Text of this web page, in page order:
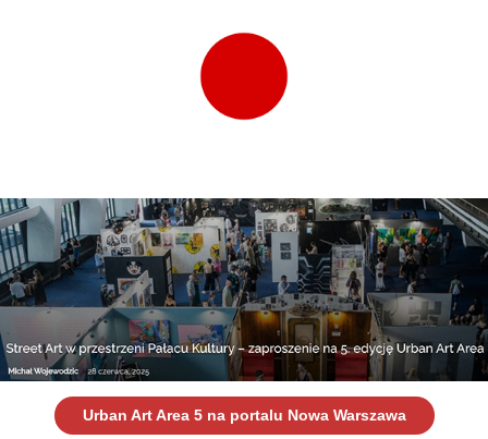
Urban Art Area 5 na portalu Nowa Warszawa